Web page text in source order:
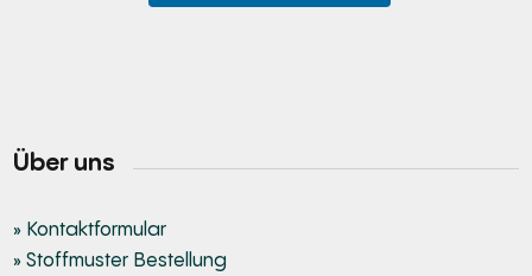
Über uns
» Kontaktformular
» Stoffmuster Bestellung